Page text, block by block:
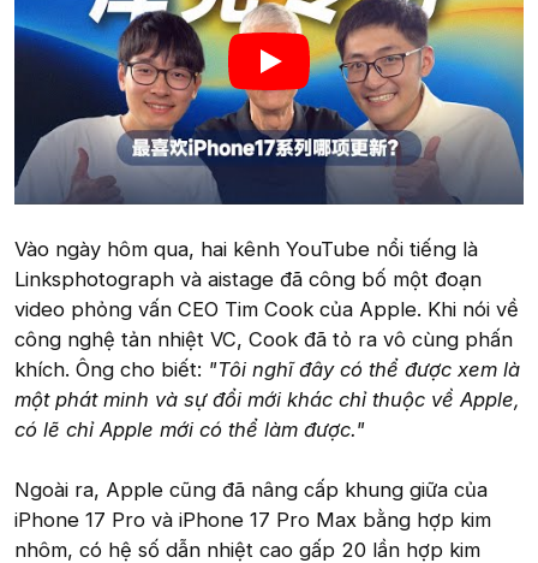
Vào ngày hôm qua, hai kênh YouTube nổi tiếng là
Linksphotograph và aistage đã công bố một đoạn
video phỏng vấn CEO Tim Cook của Apple. Khi nói về
công nghệ tản nhiệt VC, Cook đã tỏ ra vô cùng phấn
khích. Ông cho biết: "Tôi nghĩ đây có thể được xem là
một phát minh và sự đổi mới khác chỉ thuộc về Apple,
có lẽ chỉ Apple mới có thể làm được."
Ngoài ra, Apple cũng đã nâng cấp khung giữa của
iPhone 17 Pro và iPhone 17 Pro Max bằng hợp kim
nhôm, có hệ số dẫn nhiệt cao gấp 20 lần hợp kim